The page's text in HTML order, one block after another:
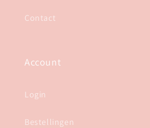
Contact
Account
Login
Bestellingen